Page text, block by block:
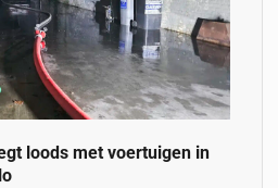
loods met voertuigen in